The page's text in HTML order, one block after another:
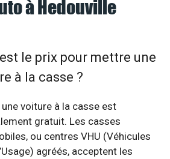
à Hedouville
le prix pour mettre une
à la casse ?
voiture à la casse est
gratuit. Les casses
ou centres VHU (Véhicules
agréés, acceptent les